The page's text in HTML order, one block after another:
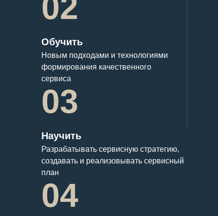
Обучить
Новым подходами и технологиями
формирования качественного
сервиса
03
Научить
Разрабатывать сервисную стратегию,
создавать и реализовывать сервисный
план
04